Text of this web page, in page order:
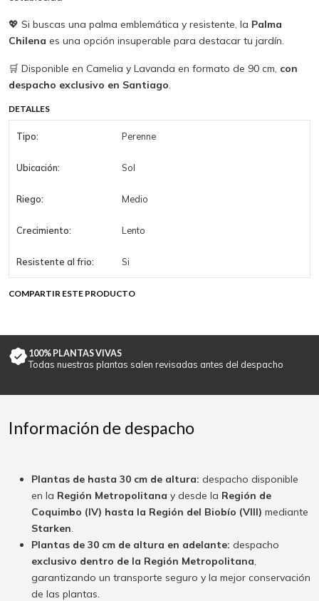
💖 Si buscas una palma emblemática y resistente, la Palma
Chilena es una opción insuperable para destacar tu jardín.
🛒 Disponible en Camelia y Lavanda en formato de 90 cm, con
despacho exclusivo en Santiago.
DETALLES
Tipo: Perenne
Ubicación: Sol
Riego: Medio
Crecimiento: Lento
Resistente al frio: Si
COMPARTIR ESTE PRODUCTO
100% PLANTAS VIVAS
Todas nuestras plantas salen revisadas antes del despacho
Información de despacho
Plantas de hasta 30 cm de altura: despacho disponible
en la Región Metropolitana y desde la Región de
Coquimbo (IV) hasta la Región del Biobío (VIII) mediante
Starken.
Plantas de 30 cm de altura en adelante: despacho
exclusivo dentro de la Región Metropolitana,
garantizando un transporte seguro y la mejor conservación
de las plantas.